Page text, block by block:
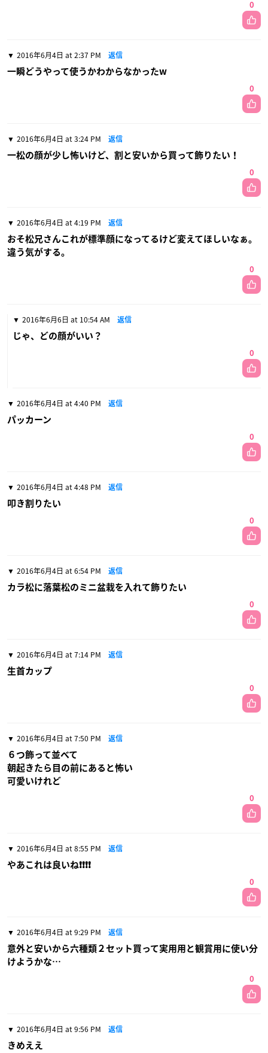
0
2016年6月4日 at 2:37 PM 返信
一瞬どうやって使うかわからなかったw
0
2016年6月4日 at 3:24 PM 返信
一松の顔が少し怖いけど、割と安いから買って飾りたい！
0
2016年6月4日 at 4:19 PM 返信
おそ松兄さんこれが標準顔になってるけど変えてほしいなぁ。
違う気がする。
0
2016年6月6日 at 10:54 AM 返信
じゃ、どの顔がいい？
0
2016年6月4日 at 4:40 PM 返信
パッカーン
0
2016年6月4日 at 4:48 PM 返信
叩き割りたい
0
2016年6月4日 at 6:54 PM 返信
カラ松に落葉松のミニ盆栽を入れて飾りたい
0
2016年6月4日 at 7:14 PM 返信
生首カップ
0
2016年6月4日 at 7:50 PM 返信
６つ飾って並べて
朝起きたら目の前にあると怖い
可愛いけれど
0
2016年6月4日 at 8:55 PM 返信
やあこれは良いね❗❗❗❗
0
2016年6月4日 at 9:29 PM 返信
意外と安いから六種類２セット買って実用用と観賞用に使い分
けようかな…
0
2016年6月4日 at 9:56 PM 返信
きめええ